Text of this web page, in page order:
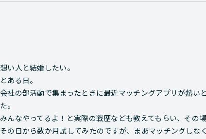
想い人と結婚したい。
とある日。
会社の部活動で集まったときに最近マッチングアプリが熱
た。
みんなやってるよ！と実際の戦歴なども教えてもらい、その
その日から数か月試してみたのですが、まあマッチングしな